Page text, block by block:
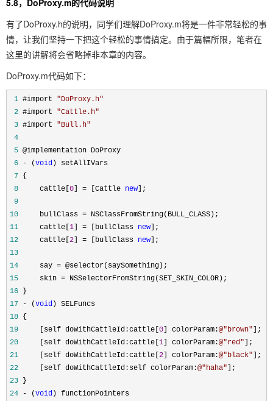
有了DoProxy.h的说明，同学们理解DoProxy.m将是一件非常轻松的事
情，让我们坚持一下把这个轻松的事情搞定。由于篇幅所限，笔者在
这里的讲解将会省略掉非本章的内容。
DoProxy.m代码如下：
1 #import "DoProxy.h"
2 #import "Cattle.h"
3 #import "Bull.h"
4
5 @implementation DoProxy
6
- (void ) setAllIVars
7 {
8
cattle[ 0 = [Cattle new ];
9
10
bullClass = NSClassFromString(BULL_CLASS);
11
cattle[ 1 = [bullClass new ];
12
cattle[ 2 = [bullClass new ];
13
14
say = @selector(saySomething);
15
skin = NSSelectorFromString(SET_SKIN_COLOR);
16
}
17
- (void ) SELFuncs
18 {
19
[self doWithCattleId:cattle[ 0 ] colorParam:@"brown" ];
20
[self doWithCattleId:cattle[ 1 ] colorParam:@"red" ];
21
[self doWithCattleId:cattle[ 2 ] colorParam:@"black" ];
22
[self doWithCattleId:self colorParam:@"haha" ];
23
}
24
- (void ) functionPointers